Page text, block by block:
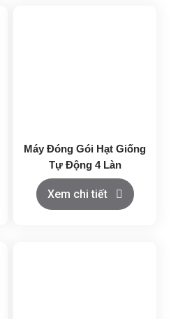
Máy Đóng Gói Hạt Giống
Tự Động 4 Làn
Xem chi tiết